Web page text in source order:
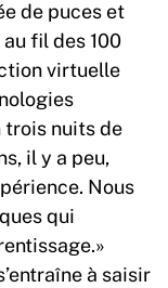
de puces et
fil des 100
virtuelle
trois nuits de
il y a peu,
Nous
qui
à saisir